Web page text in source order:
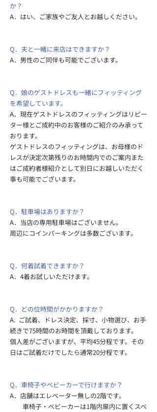
か？
A．はい、ご家族やご友人とお越しください。
Q．夫と一緒に来店はできますか？
A．男性のご同伴も可能でございます。
Q．娘のゲストドレスも一緒にフィッティング
を希望しています。
A．現在ゲストドレスのフィッティングはリピー
ター様とご成約中のお客様のご紹介のみ承って
おります。
ゲストドレスのフィッティングは、お母様のド
レスが決定次第残りのお時間内でのご案内また
はご成約者様紹介として別日にお越しいただく
事も可能でございます。
Q．駐車場はありますか？
A．当店の専用駐車場はございません。
周辺にコインパーキングは多数ございます。
Q．何着試着できますか？
A．4着お試しいただけます。​
Q．どの位時間がかかりますか？
A. ご試着、ドレス決定、採寸、小物選び、お手
続きで75時間のお時間を頂戴しております。
個人差がございますが、平均45分程です。​その
日はご試着だけでしたら通常20分程です。
Q．車椅子やベビーカーで行けますか？
A．店舗はエレベーター無しの2階です。
車椅子・ベビーカーは1階内扉内に置くスペ